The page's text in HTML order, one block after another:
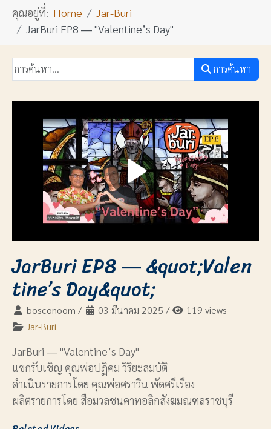
คุณอยู่ที่: Home
Jar-Buri
JarBuri EP8 ― "Valentine’s Day"
การค้นหา
JarBuri EP8 ― &quot;Valen
tine’s Day&quot;
bosconoom / 03 มีนาคม 2025 /
119 views
Jar-Buri
JarBuri ― "Valentine’s Day"
แขกรับเชิญ คุณพ่อปฏิคม วิริยะสมบัติ
ดำเนินรายการโดย คุณพ่อศราวิน พัดศรีเรือง
ผลิตรายการโดย สือมวลชนคาทอลิกสังฆมณฑลราชบุรี